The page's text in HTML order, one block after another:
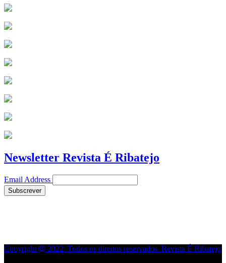
Newsletter Revista É Ribatejo
Email Address
Copyright
2022. Todos os direitos reservados. Revista É Ribatejo